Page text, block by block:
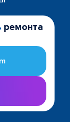
ремонта